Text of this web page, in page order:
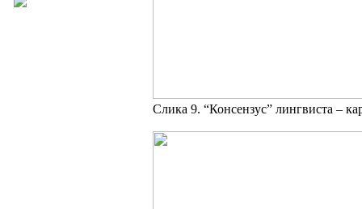
Слика 9. “Консензус” лингвиста –